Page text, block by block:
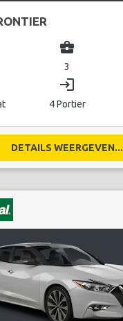
business_center
3
login
4 Portier
DETAILS WEERGEVEN...